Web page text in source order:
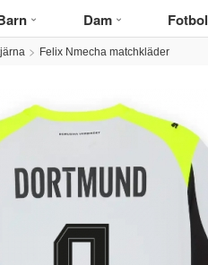
Dam
Felix Nmecha matchkläder